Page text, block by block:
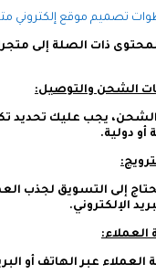
تصميم موقع إلكتروني
ذات الصلة إلى
يجب عليك تحديد
دولية.
إلى التسويق لجذب
الإلكتروني.
العملاء عبر الهاتف أو